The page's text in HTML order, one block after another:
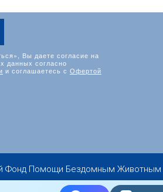
Вы даете согласие на
данных согласно
и соглашаетесь с Офертой
Фонд Помощи Бездомным Животным